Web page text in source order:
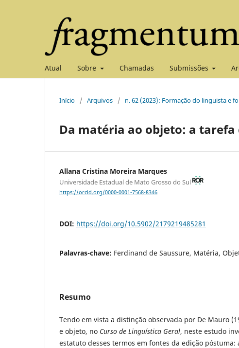
Atual Sobre Chamadas Submissões
Início / Arquivos / n. 62 (2023): Formação do linguista e
Da matéria ao objeto: a
Allana Cristina Moreira Marques
Universidade Estadual de Mato Grosso do Sul
https://orcid.org/0000-0001-7568-8346
DOI: https://doi.org/10.5902/2179219485281
Palavras-chave: Ferdinand de Saussure, Matéria,
Resumo
Tendo em vista a distinção observada por De Mauro
e objeto, no Curso de Linguística Geral, neste estudo
estatuto desses termos em fontes da edição póstuma: